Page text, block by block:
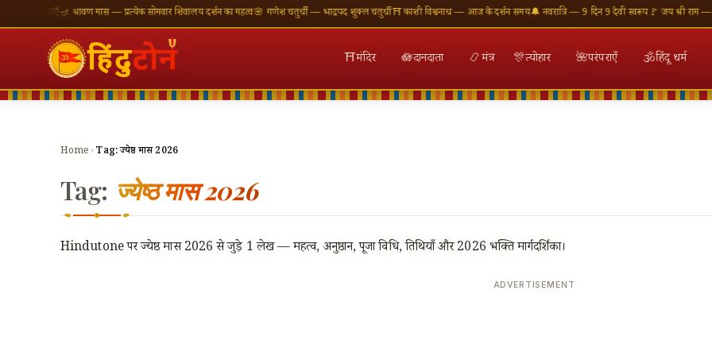
🪔 श्रावण मास — प्रत्येक सोमवार शिवालय दर्शन का महत्व🌸 गणेश चतुर्थी — भाद्रपद शुक्ल चतुर्थी⛩ काशी विश्वनाथ — आज के दर्शन समय🔔 नवरात्रि — 9 दिन 9 देवी स्वरूप🚩 जय श्री राम — राम
⛩मंदिर 🪷दानदाता 📿मंत्र 🎊त्योहार 🌺परंपराएँ 🕉हिंदू धर्म
Home › Tag:ज्येष्ठ मास 2026
Tag: ज्येष्ठ मास 2026
Hindutone पर ज्येष्ठ मास 2026 से जुड़े 1 लेख — महत्व, अनुष्ठान, पूजा विधि, तिथियाँ और 2026 भक्ति मार्गदर्शिका।
ADVERTISEMENT